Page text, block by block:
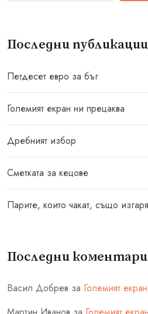
Последни публикации
Петдесет евро за бъг
Големият екран ни прецаква
Дребният избор
Сметката за кецове
Парите, които чакат, също
Последни коментари
Васил Добрев за Големият